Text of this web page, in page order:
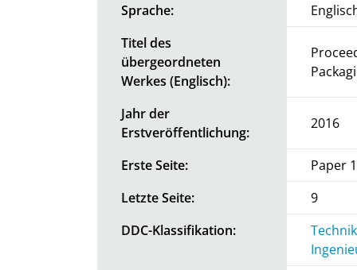
Sprache:
Titel des
übergeordneten
Werkes (Englisch):
Jahr der
Erstveröffentlichung:
2016
Erste Seite:
Paper
Letzte Seite:
9
DDC-Klassifikation: